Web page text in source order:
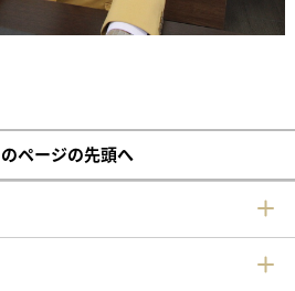
ページの先頭へ